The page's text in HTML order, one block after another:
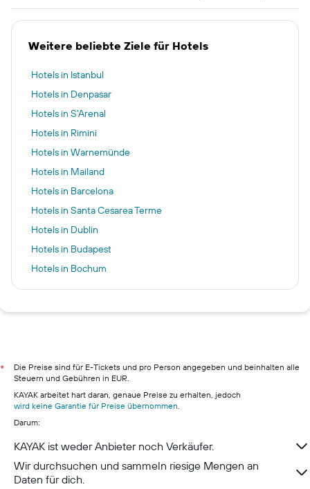
Weitere beliebte Ziele für Hotels
Hotels in Istanbul
Hotels in Denpasar
Hotels in S'Arenal
Hotels in Rimini
Hotels in Warnemünde
Hotels in Mailand
Hotels in Barcelona
Hotels in Santa Cesarea Terme
Hotels in Dublin
Hotels in Budapest
Hotels in Bochum
Hotels in Saint-Maurice
Hotels in Hamburg
Hotels in Pillig
Hotels in Neustadt in Holstein
Hotels in München
Hotels in Berchtesgaden
Hotels in Konstanz
*
Die Preise sind für E-Tickets und pro Person angegeben und beinhalten alle
Steuern und Gebühren in EUR.
KAYAK arbeitet hart daran, genaue Preise zu erhalten, jedoch
wird keine Garantie für Preise übernommen.
Darum:
KAYAK ist weder Anbieter noch Verkäufer.
Wir durchsuchen und sammeln riesige Mengen an
Daten für dich.